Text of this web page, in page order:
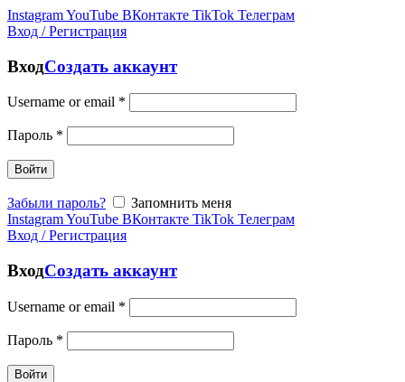
InstagramYouTube ВКонтакте TikTok Телеграм
Вход / Регистрация
ВходСоздать аккаунт
Username or email *
Пароль *
Войти
Забыли пароль?
Запомнить меня
InstagramYouTube ВКонтакте TikTok Телеграм
Вход / Регистрация
ВходСоздать аккаунт
Username or email *
Пароль *
Войти